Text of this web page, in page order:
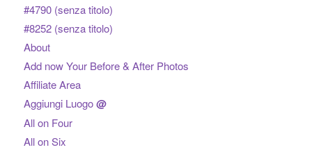
#4790 (senza titolo)
#8252 (senza titolo)
About
Add now Your Before & After Photos
Affiliate Area
Aggiungi Luogo@
All on Four
All on Six